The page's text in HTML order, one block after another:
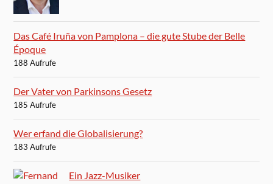
Das Café Iruña von Pamplona – die gute Stube der Belle
Époque
188 Aufrufe
Der Vater von Parkinsons Gesetz
185 Aufrufe
Wer erfand die Globalisierung?
183 Aufrufe
Ein Jazz-Musiker